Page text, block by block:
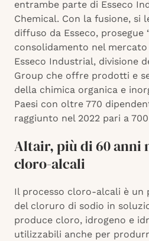
entrambe parte di Esseco
Chemical. Con la fusione, si
diffuso da Esseco, prosegue
consolidamento nel
Esseco Industrial, divisione
Group che offre prodotti e
della chimica organica e
Paesi con oltre 770
raggiunto nel 2022 pari a
Altair, più di 60 anni
cloro-alcali
Il processo cloro-alcali è un
del cloruro di sodio in
produce cloro, idrogeno e
utilizzabili anche per